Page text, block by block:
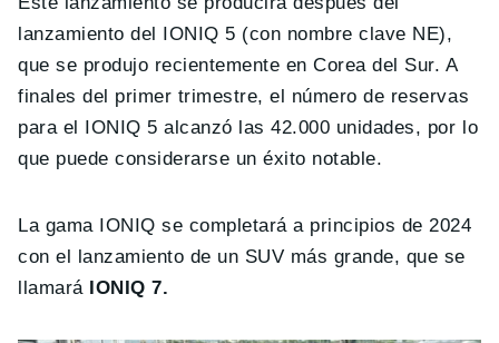
lanzamiento del IONIQ 5 (con nombre clave NE),
que se produjo recientemente en Corea del Sur. A
finales del primer trimestre, el número de reservas
para el IONIQ 5 alcanzó las 42.000 unidades, por lo
que puede considerarse un éxito notable.
La gama IONIQ se completará a principios de 2024
con el lanzamiento de un SUV más grande, que se
llamará IONIQ 7.